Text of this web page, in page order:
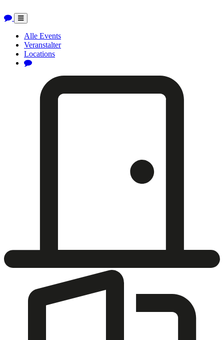
Toggle
navigation
Alle Events
Veranstalter
Locations